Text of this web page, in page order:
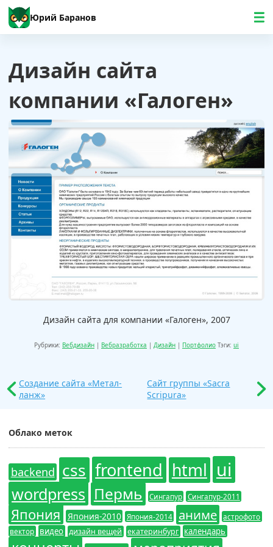
Юрий Баранов
Дизайн сайта
компании «Галоген»
Дизайн сайта для компании «Галоген», 2007
Рубрики: Вебдизайн Вебразработка Дизайн Портфолио Тэги: ui
Создание сайта «Метал-
ланж»
Сайт группы «Sacra
Scripura»
Облако меток
backend css frontend html ui
wordpress Пермь Сингапур Сингапур-2011
Япония Япония-2010 Япония-2014 аниме
астрофото
вектор
видео дизайн вещей екатеринбург календарь